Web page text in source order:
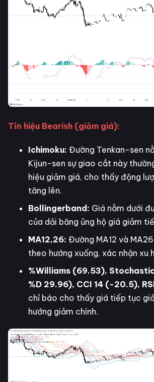
Tín hiệu Bearish (giảm giá):
Ichimoku: Đường Tenkan-sen
Kijun-sen sự giao cắt này
hiệu giảm giá, cho thấy động
tăng lên.
Bollingerband: Giá nằm dưới
của dải băng ủng hộ giá giảm
MA12,26: Đường MA12 và
theo hướng xuống, xác nhận xu
%Williams (69.53),
%D 29.96), CCI 14 (-20.5),
chỉ báo cho thấy giá tiếp tục
hướng giảm chính.